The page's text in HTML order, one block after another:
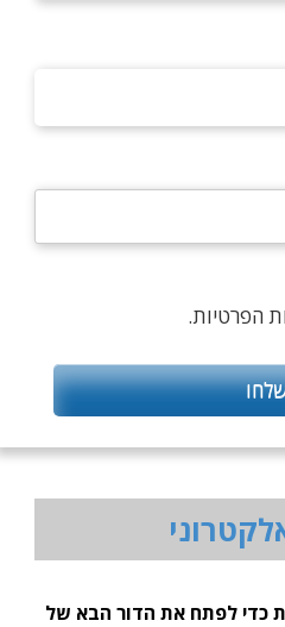
הפרטיות.
כדי לפתח את הדור הבא של